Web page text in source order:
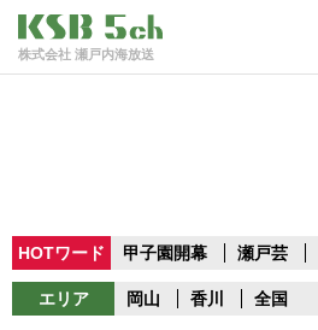
株式会社 瀬戸内海放送
HOTワード 甲子園開幕 瀬戸芸
エリア 岡山 香川 全国